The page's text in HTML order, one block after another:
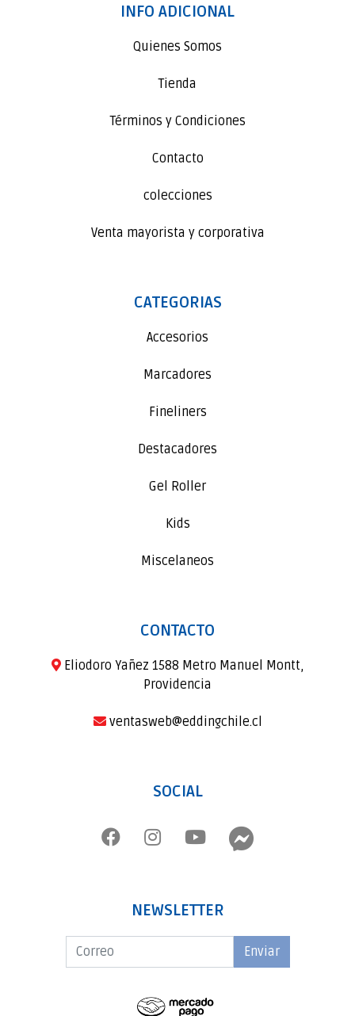
INFO ADICIONAL
Quienes Somos
Tienda
Términos y Condiciones
Contacto
colecciones
Venta mayorista y corporativa
CATEGORIAS
Accesorios
Marcadores
Fineliners
Destacadores
Gel Roller
Kids
Miscelaneos
CONTACTO
Eliodoro Yañez 1588 Metro Manuel Montt,
Providencia
ventasweb@eddingchile.cl
SOCIAL
NEWSLETTER
Enviar